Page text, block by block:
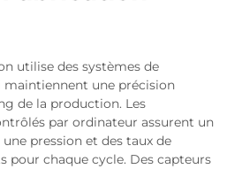
utilise des systèmes de
une précision
de la production. Les
par ordinateur assurent un
pression et des taux de
pour chaque cycle. Des capteurs